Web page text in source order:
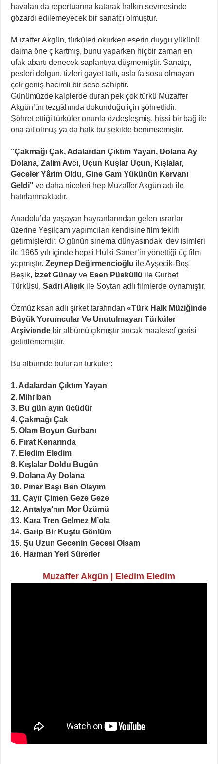
havaları da repertuarına katarak halkın sevmesinde
gözardı edilemeyecek bir sanatçı olmuştur.
Muzaffer Akgün, türküleri okurken eserin duygu yükünü
daima öne çıkartmış, bunu yaparken hiçbir zaman en
ufak abartı denecek saplantıya düşmemiştir. Sanatçı,
pesleri dolgun, tizleri gayet tatlı, asla falsosu olmayan
çok geniş hacimli bir sese sahiptir.
Günümüzde kalplerde duran pek çok türkü Muzaffer
Akgün’ün tezgâhında dokunduğu için şöhretlidir.
Şöhret ettiği türküler onunla özdeşleşmiş, hissi bir bağ ile
ona ait olmuş ya da halk bu şekilde benimsemiştir.
"Çakmağı Çak, Adalardan Çıktım Yayan, Dolana Ay
Dolana, Zalim Avcı, Uçun Kuşlar Uçun, Kışlalar,
Geceler Yârim Oldu, Gine Gam Yükünün Kervanı
Geldi"ve daha niceleri hep Muzaffer Akgün adı ile
hatırlanmaktadır.
Anadolu’da yaşayan hayranlarından gelen ısrarlar
üzerine Yeşilçam yapımcıları kendisine film teklifi
getirmişlerdir. O günün sinema dünyasındaki dev isimleri
ile 1965 yılı içinde hepsi Hulki Saner’in yönettiği üç film
yapmıştır. Zeynep Değirmencioğlu ile Ayşecik-Boş
Beşik, İzzet Günay ve Esen Püsküllü ile Gurbet
Türküsü,Sadri Alışık ile Soytarı adlı filmlerde oynamıştır.
Özmüziksan adlı şirket tarafından «Türk Halk Müziğinde
Büyük Yorumcular Ve Unutulmayan Türküler
Arşivi»nde bir albümü çıkmıştır ancak maalesef gerisi
getirilememiştir.
Bu albümde bulunan türküler:
1. Adalardan Çıktım Yayan
2. Mihriban
3. Bu gün ayın üçüdür
4. Çakmağı Çak
5. Olam Boyun Gurbanı
6. Fırat Kenarında
7. Eledim Eledim
8. Kışlalar Doldu Bugün
9. Dolana Ay Dolana
10. Pınar Başı Ben Olayım
11. Çayır Çimen Geze Geze
12. Antalya’nın Mor Üzümü
13. Kara Tren Gelmez M’ola
14. Garip Bir Kuştu Gönlüm
15. Şu Uzun Gecenin Gecesi Olsam
16. Harman Yeri Sürerler
Muzaffer Akgün | Eledim Eledim